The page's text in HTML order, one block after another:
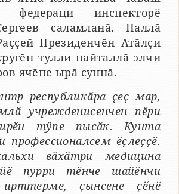
инспекторӗ
саламланӑ. Паллӑ
Президенчӗн Атӑлҫи
тулли пайталлӑ элчи
ячӗпе ырӑ суннӑ.
республикӑра ҫеҫ мар,
учрежденисенчен пӗри
тӳпе пысӑк. Кунта
профессионалсем ӗҫлеҫҫӗ.
вӑхӑтри медицина
пурри тӗнче шайӗнчи
ҫынсене ҫӗнӗ